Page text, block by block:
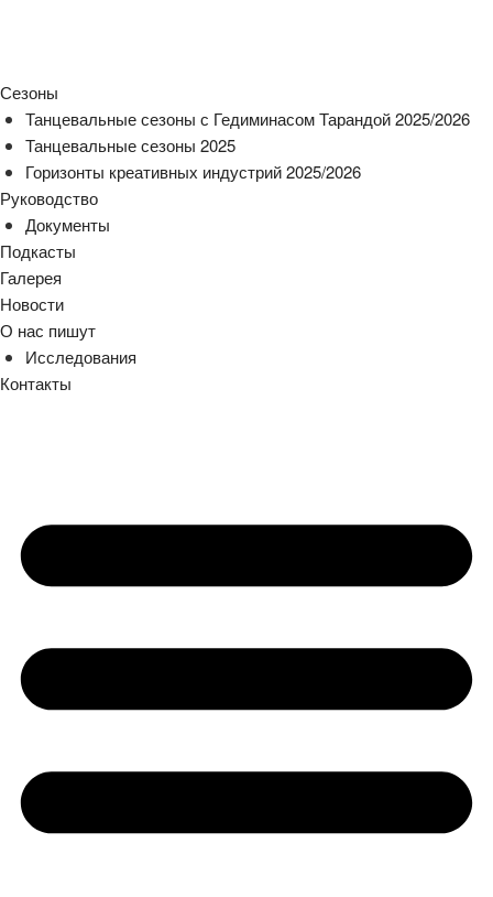
Сезоны
Танцевальные сезоны с Гедиминасом Тарандой 2025/2026
Танцевальные сезоны 2025
Горизонты креативных индустрий 2025/2026
Руководство
Документы
Подкасты
Галерея
Новости
О нас пишут
Исследования
Контакты